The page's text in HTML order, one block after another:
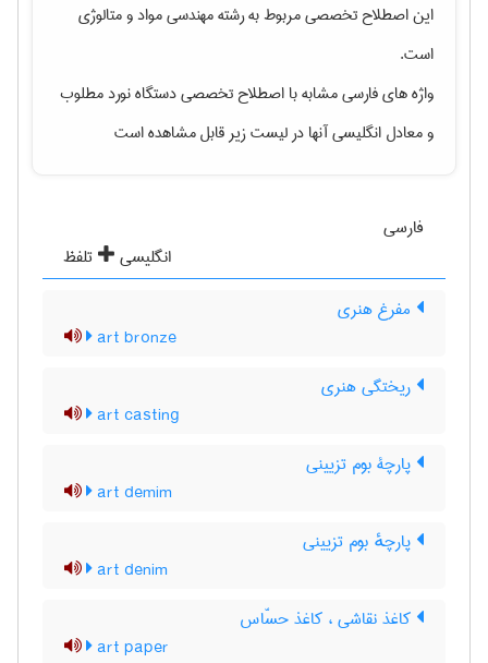
این اصطلاح تخصصی مربوط به رشتهمهندسی مواد و متالوژی
است.
واژه های فارسی مشابه با اصطلاح تخصصیدستگاه نورد مطلوب
و معادل انگلیسی آنها در لیست زیر قابل مشاهده است
فارسی
انگلیسی
تلفظ
مفرغ هنری
art bronze
ریختگی هنری
art casting
پارچۀ بوم تزیینی
art demim
پارچهٔ بوم تزیینی
art denim
کاغذ نقاشی ، کاغذ حسّاس
art paper